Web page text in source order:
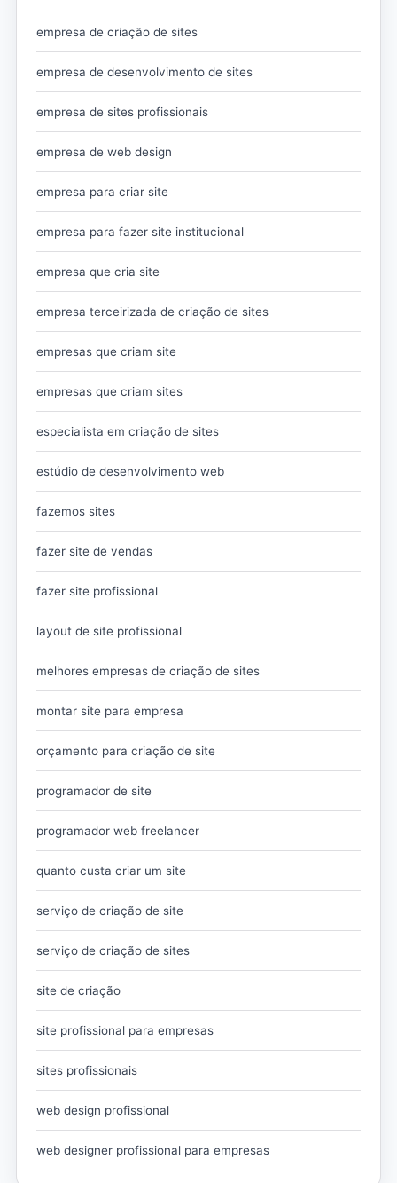
empresa de criação de sites
empresa de desenvolvimento de sites
empresa de sites profissionais
empresa de web design
empresa para criar site
empresa para fazer site institucional
empresa que cria site
empresa terceirizada de criação de sites
empresas que criam site
empresas que criam sites
especialista em criação de sites
estúdio de desenvolvimento web
fazemos sites
fazer site de vendas
fazer site profissional
layout de site profissional
melhores empresas de criação de sites
montar site para empresa
orçamento para criação de site
programador de site
programador web freelancer
quanto custa criar um site
serviço de criação de site
serviço de criação de sites
site de criação
site profissional para empresas
sites profissionais
web design profissional
web designer profissional para empresas